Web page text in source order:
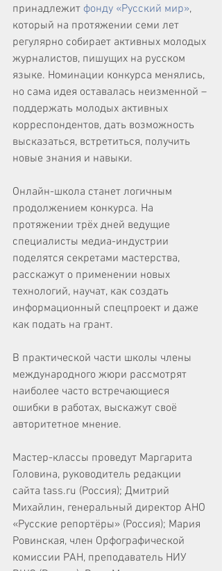
принадлежит фонду «Русский мир»,
который на протяжении семи лет
регулярно собирает активных молодых
журналистов, пишущих на русском
языке. Номинации конкурса менялись,
но сама идея оставалась неизменной –
поддержать молодых активных
корреспондентов, дать возможность
высказаться, встретиться, получить
новые знания и навыки.
Онлайн-школа станет логичным
продолжением конкурса. На
протяжении трёх дней ведущие
специалисты медиа-индустрии
поделятся секретами мастерства,
расскажут о применении новых
технологий, научат, как создать
информационный спецпроект и даже
как подать на грант.
В практической части школы члены
международного жюри рассмотрят
наиболее часто встречающиеся
ошибки в работах, выскажут своё
авторитетное мнение.
Мастер-классы проведут Маргарита
Головина, руководитель редакции
сайта tass.ru (Россия); Дмитрий
Михайлин, генеральный директор АНО
«Русские репортёры» (Россия); Мария
Ровинская, член Орфографической
комиссии РАН, преподаватель НИУ